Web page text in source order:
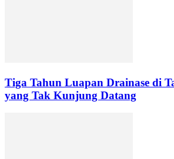
Tiga Tahun Luapan Drainase di
yang Tak Kunjung Datang